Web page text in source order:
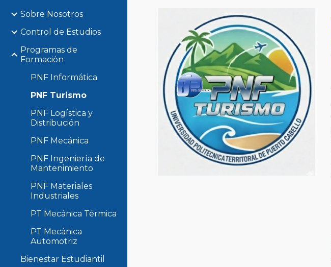
Sobre Nosotros
Control de Estudios
Programas de
Formación
PNF Informática
PNF Turismo
PNF Logística y
Distribución
PNF Mecánica
PNF Ingeniería de
Mantenimiento
PNF Materiales
Industriales
PT Mecánica Térmica
PT Mecánica
Automotriz
Bienestar Estudiantil